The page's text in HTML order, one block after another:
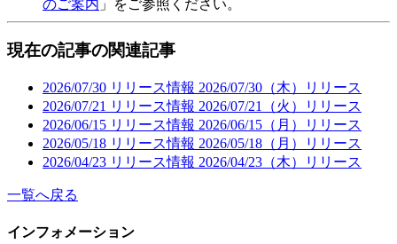
のご案内 」をご参照ください。
現在の記事の関連記事
2026/07/30 リリース情報 2026/07/30（木）リリース
2026/07/21 リリース情報 2026/07/21（火）リリース
2026/06/15 リリース情報 2026/06/15（月）リリース
2026/05/18 リリース情報 2026/05/18（月）リリース
2026/04/23 リリース情報 2026/04/23（木）リリース
一覧へ戻る
インフォメーション